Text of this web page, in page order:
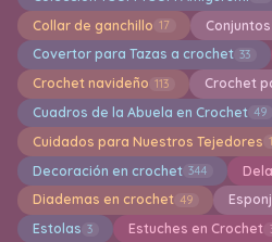
Collar de ganchillo 17
Covertor para Tazas a crochet 33
Crochet navideño 113 Crochet
Cuadros de la Abuela en Crochet 49
Cuidados para Nuestros Tejedores 1
Decoración en crochet 344
Diademas en crochet 49
Estolas 3 Estuches en Crochet